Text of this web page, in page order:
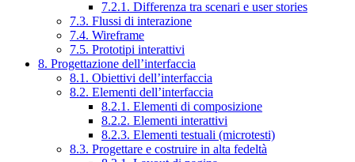
7.2.1. Differenza tra scenari e user stories
7.3. Flussi di interazione
7.4. Wireframe
7.5. Prototipi interattivi
8. Progettazione dell’interfaccia
8.1. Obiettivi dell’interfaccia
8.2. Elementi dell’interfaccia
8.2.1. Elementi di composizione
8.2.2. Elementi interattivi
8.2.3. Elementi testuali (microtesti)
8.3. Progettare e costruire in alta fedeltà